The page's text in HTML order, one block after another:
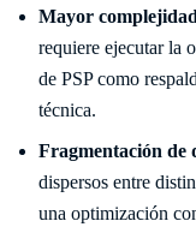
Mayor
requiere ejecutar la
de PSP como
técnica.
Fragmentación de
dispersos entre
una optimización